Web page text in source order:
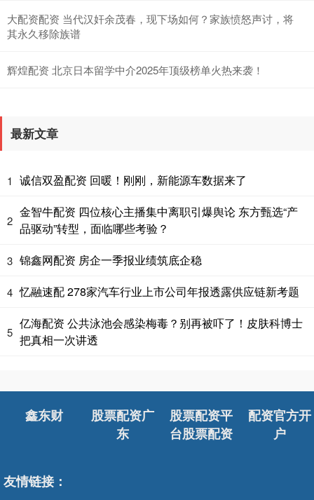
大配资配资 当代汉奸余茂春，现下场如何？家族愤怒声讨，将
其永久移除族谱
辉煌配资 北京日本留学中介2025年顶级榜单火热来袭！
最新文章
1 诚信双盈配资 回暖！刚刚，新能源车数据来了
2
金智牛配资 四位核心主播集中离职引爆舆论 东方甄选“产
品驱动”转型，面临哪些考验？
3 锦鑫网配资 房企一季报业绩筑底企稳
4 忆融速配 278家汽车行业上市公司年报透露供应链新考题
5
亿海配资 公共泳池会感染梅毒？别再被吓了！皮肤科博士
把真相一次讲透
鑫东财
股票配资广
东
股票配资平
台股票配资
配资官方开
户
友情链接：